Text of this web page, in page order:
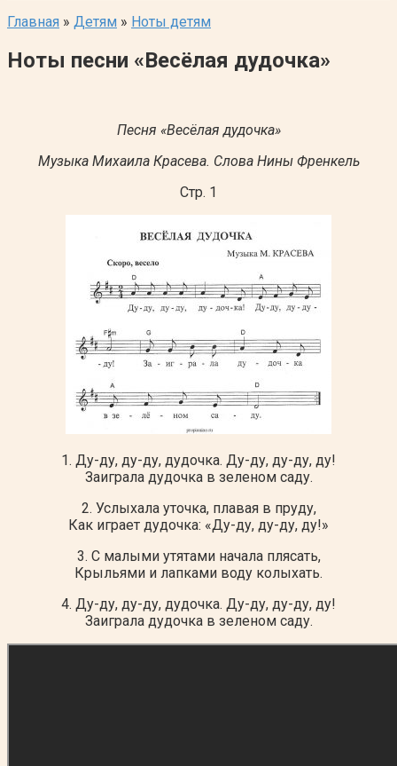
Главная » Детям » Ноты детям
Ноты песни «Весёлая дудочка»
Песня «Весёлая дудочка»
Музыка Михаила Красева. Слова Нины Френкель
Стр. 1
1. Ду-ду, ду-ду, дудочка. Ду-ду, ду-ду, ду!
Заиграла дудочка в зеленом саду.
2. Услыхала уточка, плавая в пруду,
Как играет дудочка: «Ду-ду, ду-ду, ду!»
3. С малыми утятами начала плясать,
Крыльями и лапками воду колыхать.
4. Ду-ду, ду-ду, дудочка. Ду-ду, ду-ду, ду!
Заиграла дудочка в зеленом саду.